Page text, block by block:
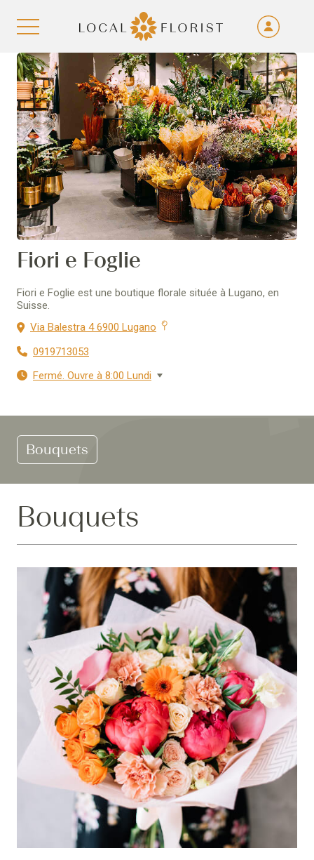
Aller au contenu
Fiori e Foglie
Fiori e Foglie est une boutique florale située à Lugano, en
Suisse.
Via Balestra 4 6900 Lugano
0919713053
Fermé. Ouvre à 8:00 Lundi
Bouquets
Bouquets